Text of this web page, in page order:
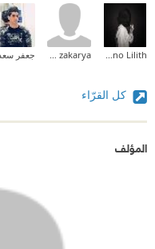
Bano Lilith
Asmaa zakarya جعفر
كل القرّاء
المؤلف